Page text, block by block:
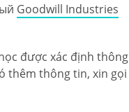
Goodwill Industries
được xác định thông
thêm thông tin, xin gọi